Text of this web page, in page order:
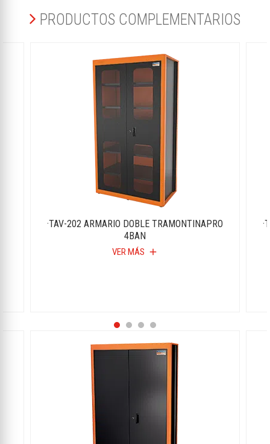
PRODUCTOS COMPLEMENTARIOS
·TAV-202 ARMARIO DOBLE TRAMONTINAPRO
4BAN
VER MÁS add